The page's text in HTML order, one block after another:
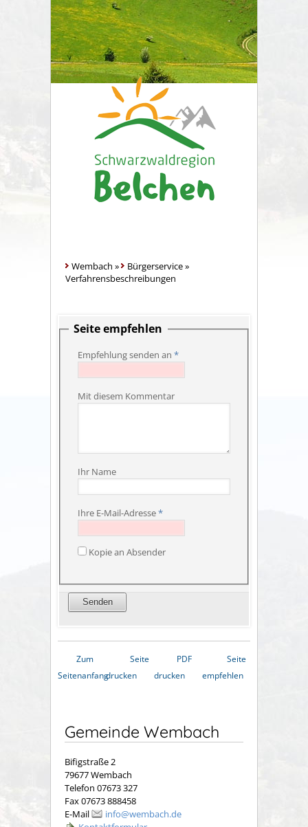
Wembach » Bürgerservice»
Verfahrensbeschreibungen
Seite empfehlen
Empfehlung senden an *
Mit diesem Kommentar
Ihr Name
Ihre E-Mail-Adresse*
Kopie an Absender
Zum
Seitenanfang
Seite
drucken
PDF
drucken
Seite
empfehlen
Gemeinde Wembach
Bifigstraße 2
79677 Wembach
Telefon 07673 327
Fax 07673 888458
E-Mail
info@wembach.de